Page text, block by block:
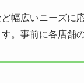
幅広いニーズに
。事前に各店舗